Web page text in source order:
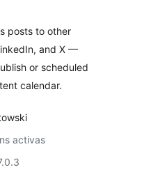
posts to other
and X —
or scheduled
calendar.
activas